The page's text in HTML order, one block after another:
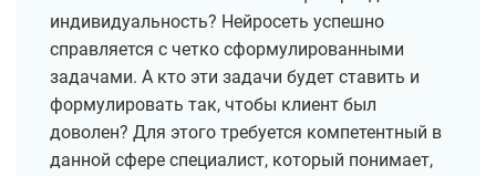
индивидуальность? Нейросеть успешно
справляется с четко сформулированными
задачами. А кто эти задачи будет ставить и
формулировать так, чтобы клиент был
доволен? Для этого требуется компетентный в
данной сфере специалист, который понимает,